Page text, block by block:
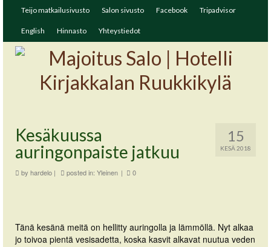
Teijo matkailusivusto Salon sivusto Facebook Tripadvisor
English Hinnasto Yhteystiedot
15
KESÄ 2018
Kesäkuussa
auringonpaiste jatkuu
by hardelo | posted in: Yleinen | 0
Tänä kesänä meitä on hellitty auringolla ja lämmöllä. Nyt alkaa
jo toivoa pientä vesisadetta, koska kasvit alkavat nuutua veden